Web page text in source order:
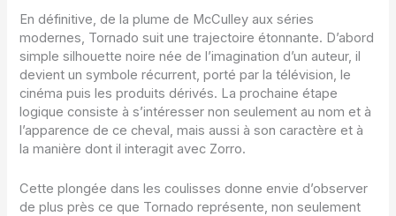
En définitive, de la plume de McCulley aux séries
modernes, Tornado suit une trajectoire étonnante. D’abord
simple silhouette noire née de l’imagination d’un auteur, il
devient un symbole récurrent, porté par la télévision, le
cinéma puis les produits dérivés. La prochaine étape
logique consiste à s’intéresser non seulement au nom et à
l’apparence de ce cheval, mais aussi à son caractère et à
la manière dont il interagit avec Zorro.
Cette plongée dans les coulisses donne envie d’observer
de plus près ce que Tornado représente, non seulement